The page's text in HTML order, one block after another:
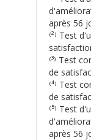
après 56
⁽²⁾ Test
⁽³⁾ Test
de
⁽⁴⁾ Test
de
⁽⁵⁾ Test
après 56